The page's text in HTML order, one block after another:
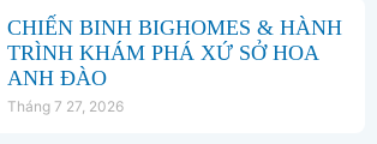
CHIẾN BINH BIGHOMES & HÀNH
TRÌNH KHÁM PHÁ XỨ SỞ HOA
ANH ĐÀO
Tháng 7 27, 2026